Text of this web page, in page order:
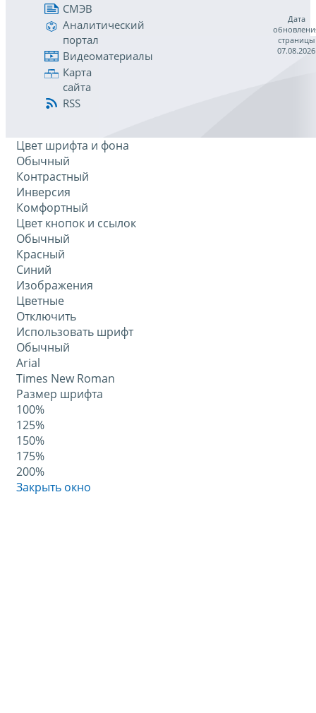
СМЭВ
Аналитический
портал
Видеоматериалы
Карта
сайта
RSS
Дата
страницы
07.08.2026
Цвет шрифта и фона
Обычный
Контрастный
Инверсия
Комфортный
Цвет кнопок и ссылок
Обычный
Красный
Синий
Изображения
Цветные
Отключить
Использовать шрифт
Обычный
Arial
Times New Roman
Размер шрифта
100%
125%
150%
175%
200%
Закрыть окно